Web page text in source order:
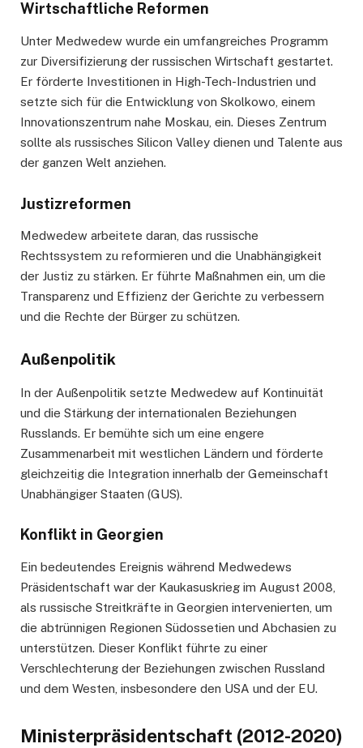
Wirtschaftliche Reformen
Unter Medwedew wurde ein umfangreiches Programm
zur Diversifizierung der russischen Wirtschaft gestartet.
Er förderte Investitionen in High-Tech-Industrien und
setzte sich für die Entwicklung von Skolkowo, einem
Innovationszentrum nahe Moskau, ein. Dieses Zentrum
sollte als russisches Silicon Valley dienen und Talente aus
der ganzen Welt anziehen.
Justizreformen
Medwedew arbeitete daran, das russische
Rechtssystem zu reformieren und die Unabhängigkeit
der Justiz zu stärken. Er führte Maßnahmen ein, um die
Transparenz und Effizienz der Gerichte zu verbessern
und die Rechte der Bürger zu schützen.
Außenpolitik
In der Außenpolitik setzte Medwedew auf Kontinuität
und die Stärkung der internationalen Beziehungen
Russlands. Er bemühte sich um eine engere
Zusammenarbeit mit westlichen Ländern und förderte
gleichzeitig die Integration innerhalb der Gemeinschaft
Unabhängiger Staaten (GUS).
Konflikt in Georgien
Ein bedeutendes Ereignis während Medwedews
Präsidentschaft war der Kaukasuskrieg im August 2008,
als russische Streitkräfte in Georgien intervenierten, um
die abtrünnigen Regionen Südossetien und Abchasien zu
unterstützen. Dieser Konflikt führte zu einer
Verschlechterung der Beziehungen zwischen Russland
und dem Westen, insbesondere den USA und der EU.
Ministerpräsidentschaft (2012-2020)